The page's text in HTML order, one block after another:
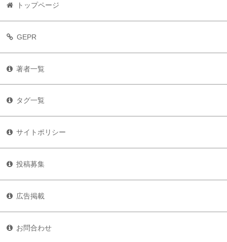
トップページ
GEPR
著者一覧
タグ一覧
サイトポリシー
投稿募集
広告掲載
お問合わせ